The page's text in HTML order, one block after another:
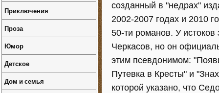
созданный в "недрах"
2002-2007 годах и 2010
50-ти романов. У
Черкасов, но он
этим псевдонимом:
Путевка в Кресты" и
которой указано, что
Приключения
Проза
Юмор
Детское
Дом и семья